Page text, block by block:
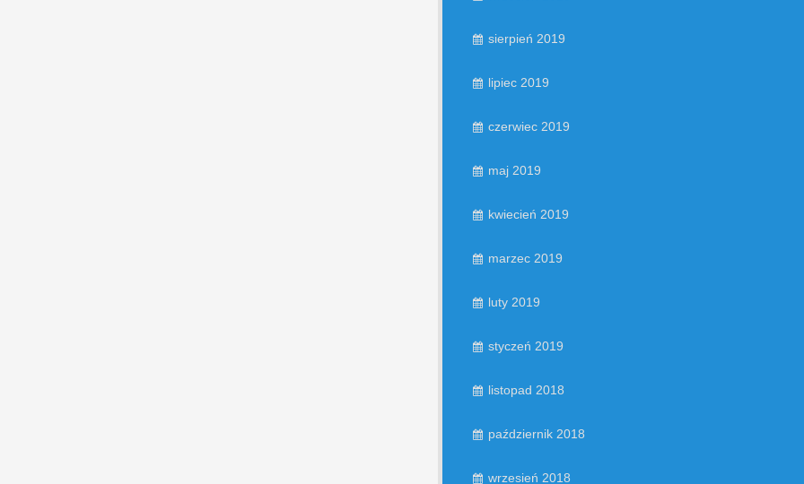
sierpień 2019
lipiec 2019
czerwiec 2019
maj 2019
kwiecień 2019
marzec 2019
luty 2019
styczeń 2019
listopad 2018
październik 2018
wrzesień 2018